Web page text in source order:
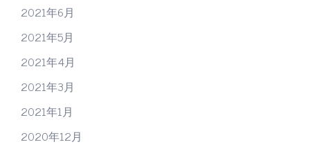
2021年6月
2021年5月
2021年4月
2021年3月
2021年1月
2020年12月